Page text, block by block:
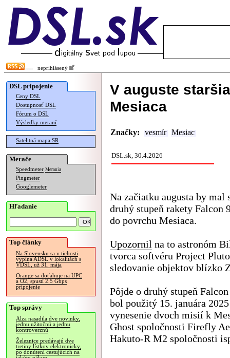
neprihlásený
DSL pripojenie
Ceny DSL
Dostupnosť DSL
Fórum o DSL
Výsledky meraní
Satelitná mapa SR
Merače
Speedmeter Merania
Pingmeter
Googlemeter
Hľadanie
Top články
Na Slovensku sa v tichosti
vypína ADSL v lokalitách s
VDSL, už 31. mája
Orange sa doťahuje na UPC
a O2, spustí 2.5 Gbps
pripojenie
Top správy
Alza nasadila dve novinky,
jednu užitočnú a jednu
kontroverznú
Železnice predávajú dve
tretiny lístkov elektronicky,
po donútení cestujúcich na
V auguste
Mesiaca
Značky: vesmír Mesiac
DSL.sk, 30.4.2026
Na začiatku augusta by mal
druhý stupeň rakety Falcon
do povrchu Mesiaca.
Upozornil na to astronóm
tvorca softvéru Project
sledovanie objektov blízko
Pôjde o druhý stupeň
bol použitý 15. januára
vynesenie dvoch misií k
Ghost spoločnosti Firefly
Hakuto-R M2 spoločnosti